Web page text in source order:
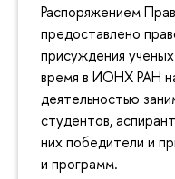
Распоряжением
предоставлено
присуждения
время в ИОНХ РАН
деятельностью
студентов,
них победители и
и программ.